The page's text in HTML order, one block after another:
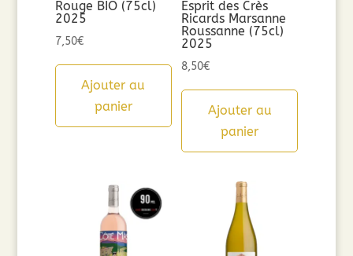
Rouge BIO (75cl)
2025
7,50€
Ajouter au
panier
Esprit des Crès
Ricards Marsanne
Roussanne (75cl)
2025
8,50€
Ajouter au
panier